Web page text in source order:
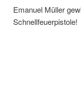
Emanuel Müller
Schnellfeuerpistole!